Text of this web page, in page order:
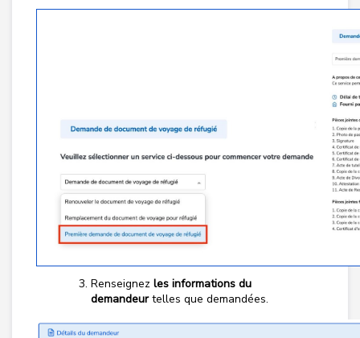
Renseignez les informations du
demandeurtelles que demandées.